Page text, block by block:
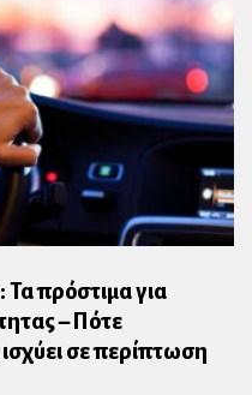
πρόστιμα για
– Πότε
σε περίπτωση